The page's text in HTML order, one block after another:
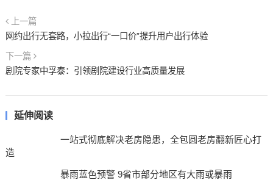
上一篇
网约出行无套路，小拉出行“一口价”提升用户出行体验
下一篇
剧院专家中孚泰：引领剧院建设行业高质量发展
延伸阅读
一站式彻底解决老房隐患，全包圆老房翻新匠心打
造
暴雨蓝色预警 9省市部分地区有大雨或暴雨